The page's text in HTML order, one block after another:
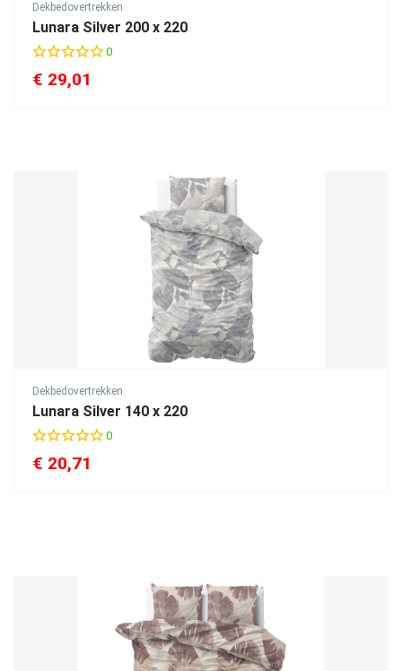
Dekbedovertrekken
Lunara Silver 200 x 220
0
€ 29,01
Dekbedovertrekken
Lunara Silver 140 x 220
0
€ 20,71